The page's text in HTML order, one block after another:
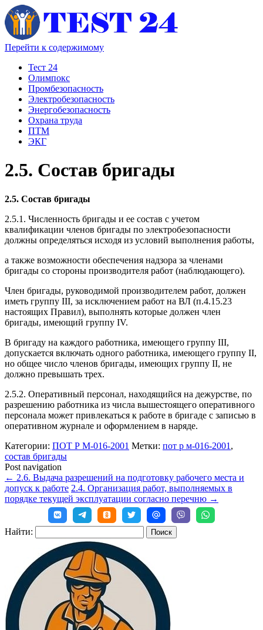
Перейти к содержимому
Тест 24
Олимпокс
Промбезопасность
Электробезопасность
Энергобезопасность
Охрана труда
ПТМ
ЭКГ
2.5. Состав бригады
2.5. Состав бригады
2.5.1. Численность бригады и ее состав с учетом
квалификации членов бригады по электробезопасности
должны определяться исходя из условий выполнения работы,
а также возможности обеспечения надзора за членами
бригады со стороны производителя работ (наблюдающего).
Член бригады, руководимой производителем работ, должен
иметь группу III, за исключением работ на ВЛ (п.4.15.23
настоящих Правил), выполнять которые должен член
бригады, имеющий группу IV.
В бригаду на каждого работника, имеющего группу III,
допускается включать одного работника, имеющего группу II,
но общее число членов бригады, имеющих группу II, не
должно превышать трех.
2.5.2. Оперативный персонал, находящийся на дежурстве, по
разрешению работника из числа вышестоящего оперативного
персонала может привлекаться к работе в бригаде с записью в
оперативном журнале и оформлением в наряде.
Категории: ПОТ Р М-016-2001 Метки: пот р м-016-2001 ,
состав бригады
Post navigation
← 2.6. Выдача разрешений на подготовку рабочего места и
допуск к работе 2.4. Организация работ, выполняемых в
порядке текущей эксплуатации согласно перечню →
Найти: